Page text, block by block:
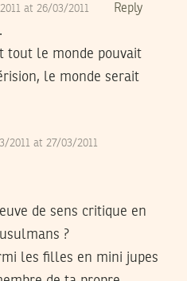
at 26/03/2011 Reply
tout le monde pouvait
le monde serait
2011 at 27/03/2011
de sens critique en
?
les filles en mini jupes